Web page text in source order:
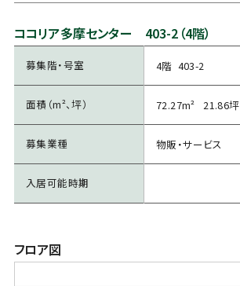
ココリア多摩センター 403-2（4階）
募集階・号室 4階 403-2
面積（m²、坪） 72.27m² 21.86坪
募集業種 物販・サービス
入居可能時期
フロア図